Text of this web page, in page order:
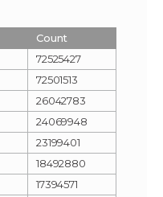
Count
72525427
72501513
26042783
24069948
23199401
18492880
17394571